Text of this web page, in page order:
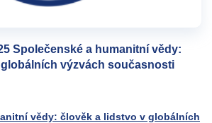
Společenské a humanitní vědy:
výzvách současnosti
vědy: člověk a lidstvo v globálních